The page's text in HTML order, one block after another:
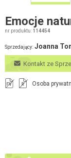
Emocje
nr produktu: 114454
Sprzedający: Joanna
Kontakt ze
FV R Osoba